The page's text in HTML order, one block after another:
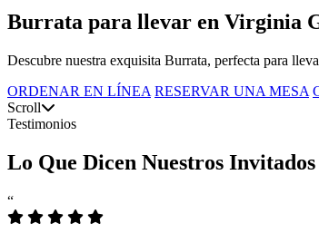
Burrata para llevar en Virginia
Descubre nuestra exquisita Burrata, perfecta para
ORDENAR EN LÍNEA RESERVAR UNA MESA
Scroll
Testimonios
Lo Que Dicen Nuestros Invitados
“